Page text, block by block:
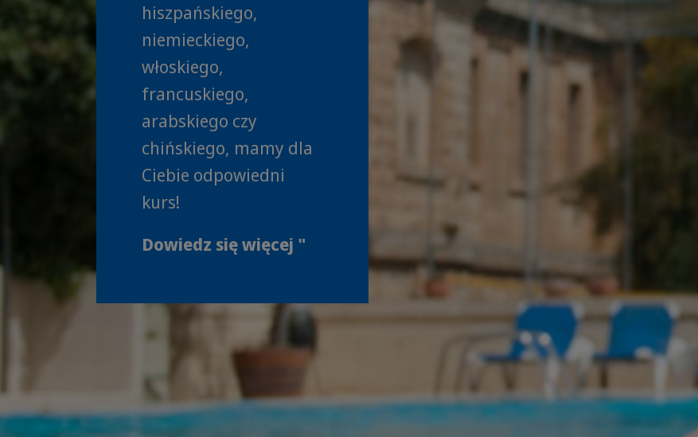
hiszpańskiego,
niemieckiego,
włoskiego,
francuskiego,
arabskiego czy
chińskiego, mamy dla
Ciebie odpowiedni
kurs!
Dowiedz się więcej "